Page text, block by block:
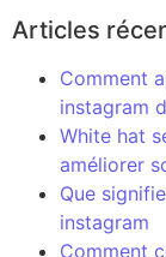
Articles
Comment
instagram
White hat
améliorer
Que
instagram
Comment